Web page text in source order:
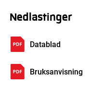
Nedlastinger
Datablad
Bruksanvisning